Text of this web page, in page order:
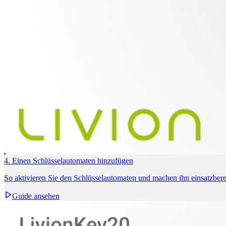
4. Einen Schlüsselautomaten hinzufügen
So aktivieren Sie den Schlüsselautomaten und machen ihn
Guide ansehen